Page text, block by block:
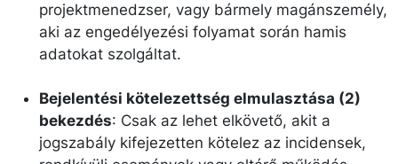
projektmenedzser, vagy bármely magánszemély,
aki az engedélyezési folyamat során hamis
adatokat szolgáltat.
Bejelentési kötelezettség elmulasztása (2)
bekezdés: Csak az lehet elkövető, akit a
jogszabály kifejezetten kötelez az incidensek,